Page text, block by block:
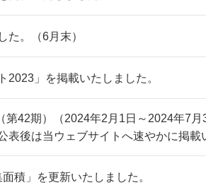
た。（6月末）
2023」を掲載いたしました。
第42期）（2024年2月1日～2024年7
表後は当ウェブサイトへ速やかに掲載
積」を更新いたしました。